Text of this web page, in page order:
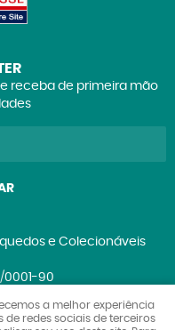
receba de primeira mão
e Colecionáveis
0001-90
a melhor experiência
de redes sociais de terceiros